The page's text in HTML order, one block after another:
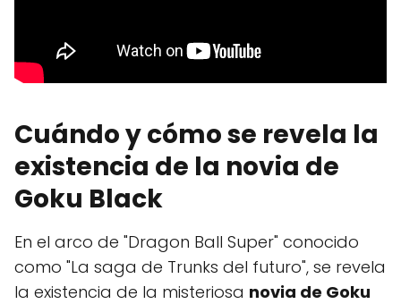
Cuándo y cómo se revela la
existencia de la novia de
Goku Black
En el arco de "Dragon Ball Super" conocido
como "La saga de Trunks del futuro", se revela
la existencia de la misteriosa novia de Goku